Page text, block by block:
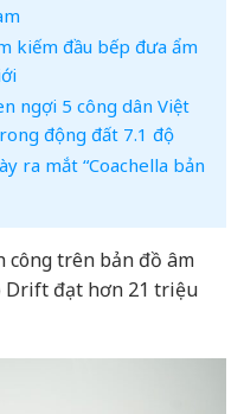
kiếm đầu bếp đưa ẩm
ngợi 5 công dân Việt
động đất 7.1 độ
ra mắt “Coachella bản
công trên bản đồ âm
Drift đạt hơn 21 triệu